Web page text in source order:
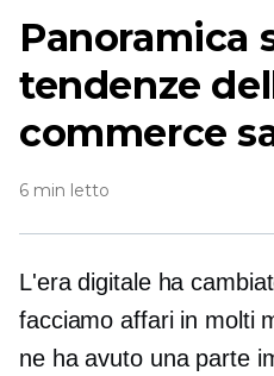
Panoramica
tendenze
commerce
6 min letto
L'era digitale ha
facciamo affari in molti
ne ha avuto una parte